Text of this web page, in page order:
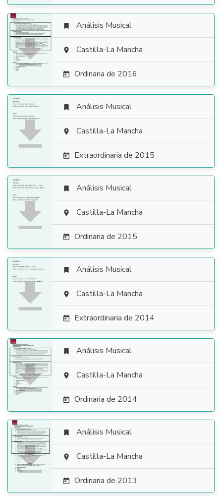

 Análisis Musical
 Castilla-La Mancha
 Ordinaria de 2016

 Análisis Musical
 Castilla-La Mancha
 Extraordinaria de 2015

 Análisis Musical
 Castilla-La Mancha
 Ordinaria de 2015

 Análisis Musical
 Castilla-La Mancha
 Extraordinaria de 2014

 Análisis Musical
 Castilla-La Mancha
 Ordinaria de 2014

 Análisis Musical
 Castilla-La Mancha
 Ordinaria de 2013